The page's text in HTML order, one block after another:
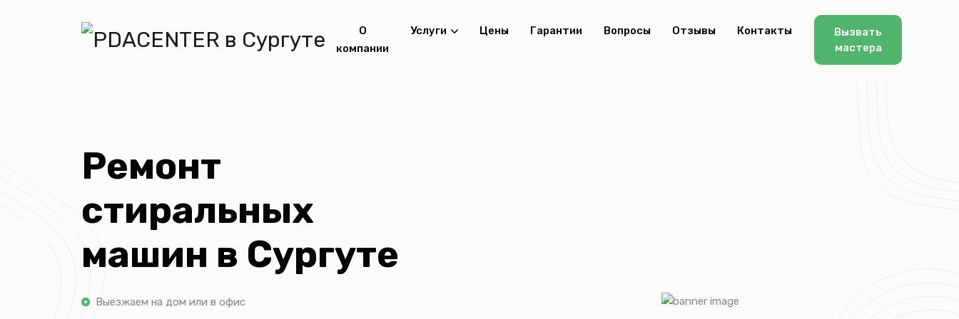
О
компании
Услуги Цены Гарантии Вопросы Отзывы Контакты
Вызвать
мастера
Ремонт
стиральных
машин в Сургуте
Выезжаем на дом или в офис